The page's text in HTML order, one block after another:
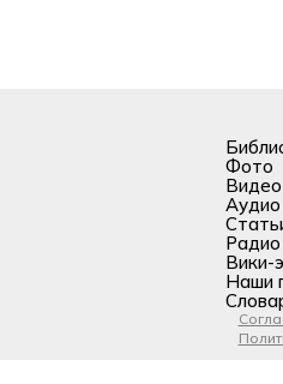
Фото
Видео
Аудио
Радио
Вики-
Наши